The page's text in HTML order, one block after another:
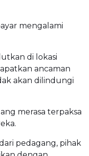
mengalami
di lokasi
ancaman
akan dilindungi
merasa terpaksa
pedagang, pihak